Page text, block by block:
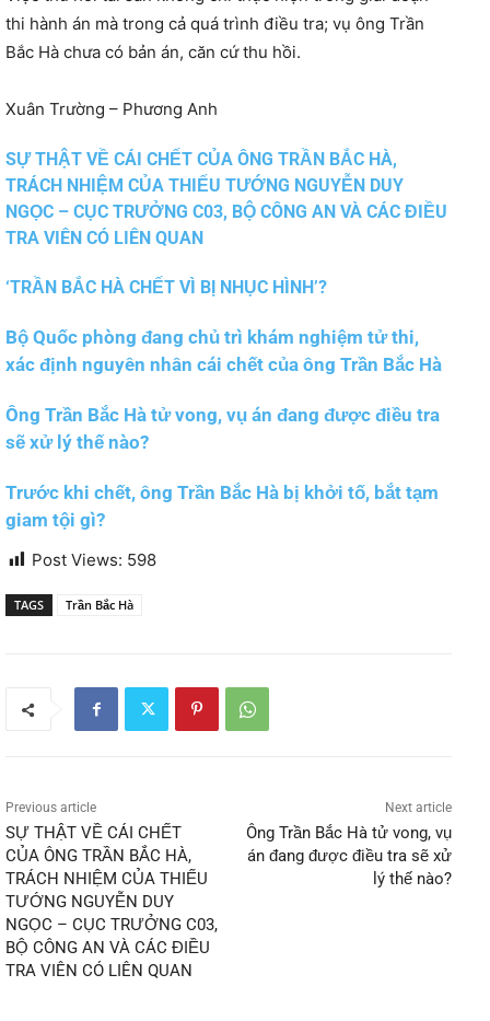
thi hành án mà trong cả quá trình điều tra; vụ ông Trần
Bắc Hà chưa có bản án, căn cứ thu hồi.
Xuân Trường – Phương Anh
SỰ THẬT VỀ CÁI CHẾT CỦA ÔNG TRẦN BẮC HÀ,
TRÁCH NHIỆM CỦA THIẾU TƯỚNG NGUYỄN DUY
NGỌC – CỤC TRƯỞNG C03, BỘ CÔNG AN VÀ CÁC ĐIỀU
TRA VIÊN CÓ LIÊN QUAN
‘TRẦN BẮC HÀ CHẾT VÌ BỊ NHỤC HÌNH’?
Bộ Quốc phòng đang chủ trì khám nghiệm tử thi,
xác định nguyên nhân cái chết của ông Trần Bắc Hà
Ông Trần Bắc Hà tử vong, vụ án đang được điều tra
sẽ xử lý thế nào?
Trước khi chết, ông Trần Bắc Hà bị khởi tố, bắt tạm
giam tội gì?
Post Views: 598
TAGS Trần Bắc Hà
Previous article
SỰ THẬT VỀ CÁI CHẾT
CỦA ÔNG TRẦN BẮC HÀ,
TRÁCH NHIỆM CỦA THIẾU
TƯỚNG NGUYỄN DUY
NGỌC – CỤC TRƯỞNG C03,
BỘ CÔNG AN VÀ CÁC ĐIỀU
TRA VIÊN CÓ LIÊN QUAN
Next article
Ông Trần Bắc Hà tử vong, vụ
án đang được điều tra sẽ xử
lý thế nào?